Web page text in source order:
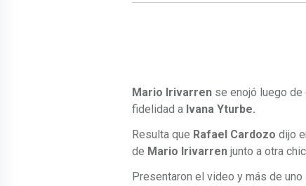
Mario Irivarren se enojó luego de
fidelidad a Ivana Yturbe.
Resulta que Rafael Cardozo dijo
de Mario Irivarren junto a otra
Presentaron el video y más de